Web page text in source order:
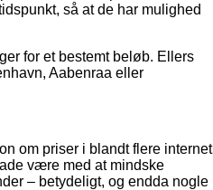
så at de har mulighed
for et bestemt beløb. Ellers
Aabenraa eller
om priser i blandt flere internet
være med at mindske
– betydeligt, og endda nogle